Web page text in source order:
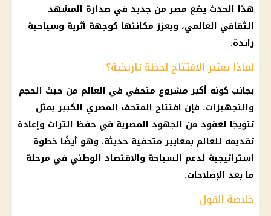
هذا الحدث يضع مصر من جديد في صدارة المشهد
الثقافي العالمي، ويعزز مكانتها كوجهة أثرية وسياحية
رائدة.
لماذا يعتبر الافتتاح لحظة تاريخية؟
بجانب كونه أكبر مشروع متحفي في العالم من حيث الحجم
والتجهيزات، فإن افتتاح المتحف المصري الكبير يمثل
تتويجًا لعقود من الجهود المصرية في حفظ التراث وإعادة
تقديمه للعالم بمعايير متحفية حديثة. وهو أيضًا خطوة
استراتيجية لدعم السياحة والاقتصاد الوطني في مرحلة
ما بعد الإصلاحات.
خلاصة القول